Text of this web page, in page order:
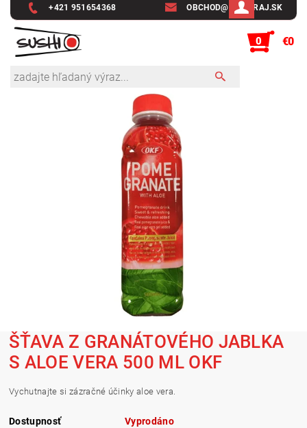
+421 951654368 OBCHOD@SUSHIRAJ.SK
0 €0
ŠŤAVA Z GRANÁTOVÉHO JABLKA
S ALOE VERA 500 ML OKF
Vychutnajte si zázračné účinky aloe vera.
Dostupnosť
Vyprodáno